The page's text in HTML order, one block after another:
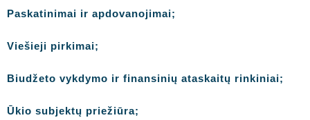
Paskatinimai ir apdovanojimai;
Viešieji pirkimai;
Biudžeto vykdymo ir finansinių ataskaitų rinkiniai;
Ūkio subjektų priežiūra;